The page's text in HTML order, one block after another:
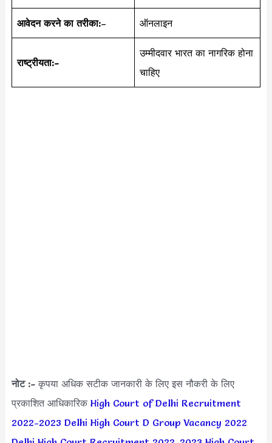
आवेदन करने का तरीका:– ऑनलाइन
राष्ट्रीयता:-
उम्मीदवार भारत का नागरिक होना
चाहिए
नोट :-कृपया अधिक सटीक जानकारी के लिए इस नौकरी के लिए
प्रकाशित आधिकारिक High Court of Delhi Recruitment
2022-2023 Delhi High Court D Group Vacancy 2022